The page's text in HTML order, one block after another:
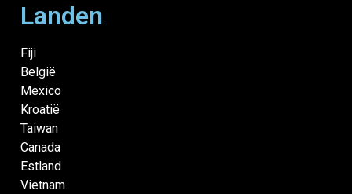
Landen
Fiji
België
Mexico
Kroatië
Taiwan
Canada
Estland
Vietnam